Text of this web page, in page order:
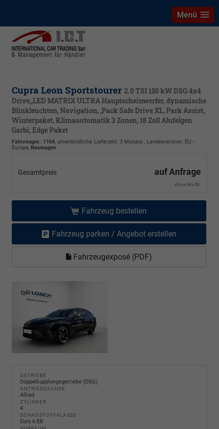
Menü
Cupra Leon Sportstourer 2.0 TSI 150 kW DSG 4x4
Drive,,LED MATRIX ULTRA Hauptscheinwerfer, dynamische
Blinkleuchten, Navigation, ,Pack Safe Drive XL, Park Assist,
Winterpaket, Klimaautomatik 3 Zonen, 18 Zoll Alufelgen
Garbi, Edge Paket
Fahrzeugnr.: 1104, unverbindliche Lieferzeit: 3 Monate , Landesversion: EU -
Europa, Neuwagen
Gesamtpreis auf Anfrage
ohne MwSt.
Fahrzeug bestellen
Fahrzeug parken / Angebot erstellen
Fahrzeugexposé (PDF)
GETRIEBE
Doppelkupplungsgetriebe (DSG)
ANTRIEBSACHSE
Allrad
ZYLINDER
4
SCHADSTOFFKLASSE
Euro 6 EB